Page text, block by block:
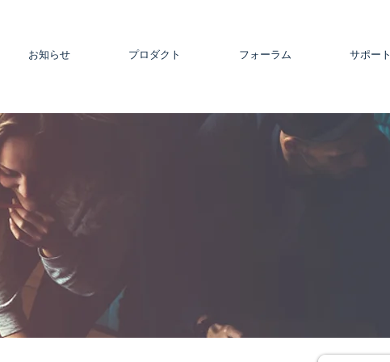
お知らせ プロダクト フォーラム サポート